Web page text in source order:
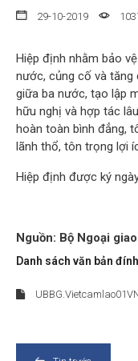
29-10-2019
Hiệp định nhằm bảo
nước, củng cố và tăng
giữa ba nước, tạo lập
hữu nghị và hợp tác
hoàn toàn bình đẳng,
lãnh thổ, tôn trọng lợi
Hiệp định được ký
Nguồn: Bộ Ngoại
Danh sách văn bản